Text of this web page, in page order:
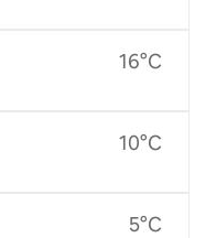
16°C
10°C
5°C